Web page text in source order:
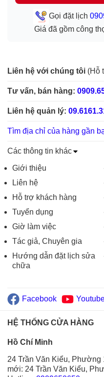
Gọi đặt lịch
Giá đã gồm công
Liên hệ với chúng tôi (Hỗ
Tư vấn, bán hàng:
Liên hệ quản lý:
Tìm địa chỉ của hàng gần
Các thông tin khác
Giới thiệu
Liên hệ
Hỗ trợ khách hàng
Tuyển dụng
Giờ làm việc
Tác giả, Chuyên gia
Hướng dẫn đặt lịch sửa
chữa
Facebook
HỆ THỐNG CỬA HÀNG
Hồ Chí Minh
24 Trần Văn Kiểu, Phường
mới: 24 Trần Văn Kiểu,